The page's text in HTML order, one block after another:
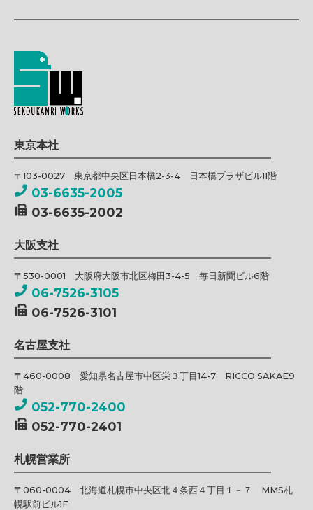
東京本社
〒103-0027 東京都中央区日本橋2-3-4 日本橋プラザビル11階
03-6635-2005
03-6635-2002
大阪支社
〒530-0001 大阪府大阪市北区梅田3-4-5 毎日新聞ビル6階
06-7526-3105
06-7526-3101
名古屋支社
〒460-0008 愛知県名古屋市中区栄３丁目14-7 RICCO SAKAE9
階
052-770-2400
052-770-2401
札幌営業所
〒060-0004 北海道札幌市中央区北４条西４丁目１－７ MMS札
幌駅前ビル1F